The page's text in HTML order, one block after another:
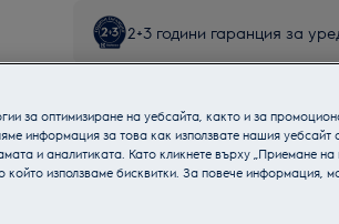
2+3 години гаранция за
за оптимизиране на уебсайта, както и за
информация за това как използвате нашия уебсайт
и аналитиката. Като кликнете върху „Приемане на
който използваме бисквитки. За повече информация,